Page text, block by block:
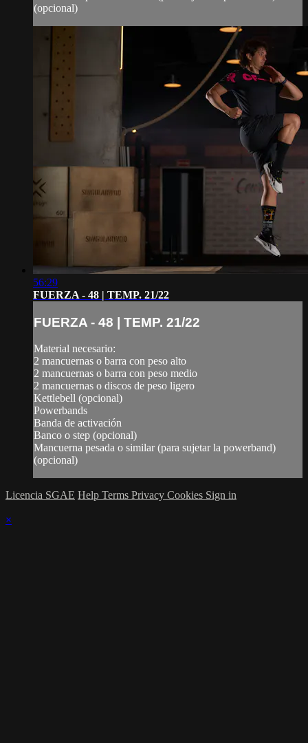
(opcional)
56:29
FUERZA - 48 | TEMP. 21/22
FUERZA - 48 | TEMP. 21/22
Material necesario:
2 mancuernas o barra con peso alto
2 mancuernas o barra con peso medio
2 mancuernas o discos de peso ligero
Kettlebell (opcional)
Powerbands
Banda de activación
Banco o step (opcional)
Mancuerna pesada o similar (para sujetar la powerband)
(opcional)
Licencia SGAE Help Terms Privacy Cookies Sign in
×